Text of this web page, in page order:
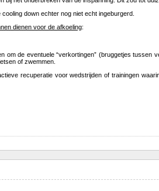
down echter nog niet echt ingeburgerd.
dienen voor de afkoeling:
om de eventuele “verkortingen” (bruggetjes
of zwemmen.
recuperatie voor wedstrijden of trainingen